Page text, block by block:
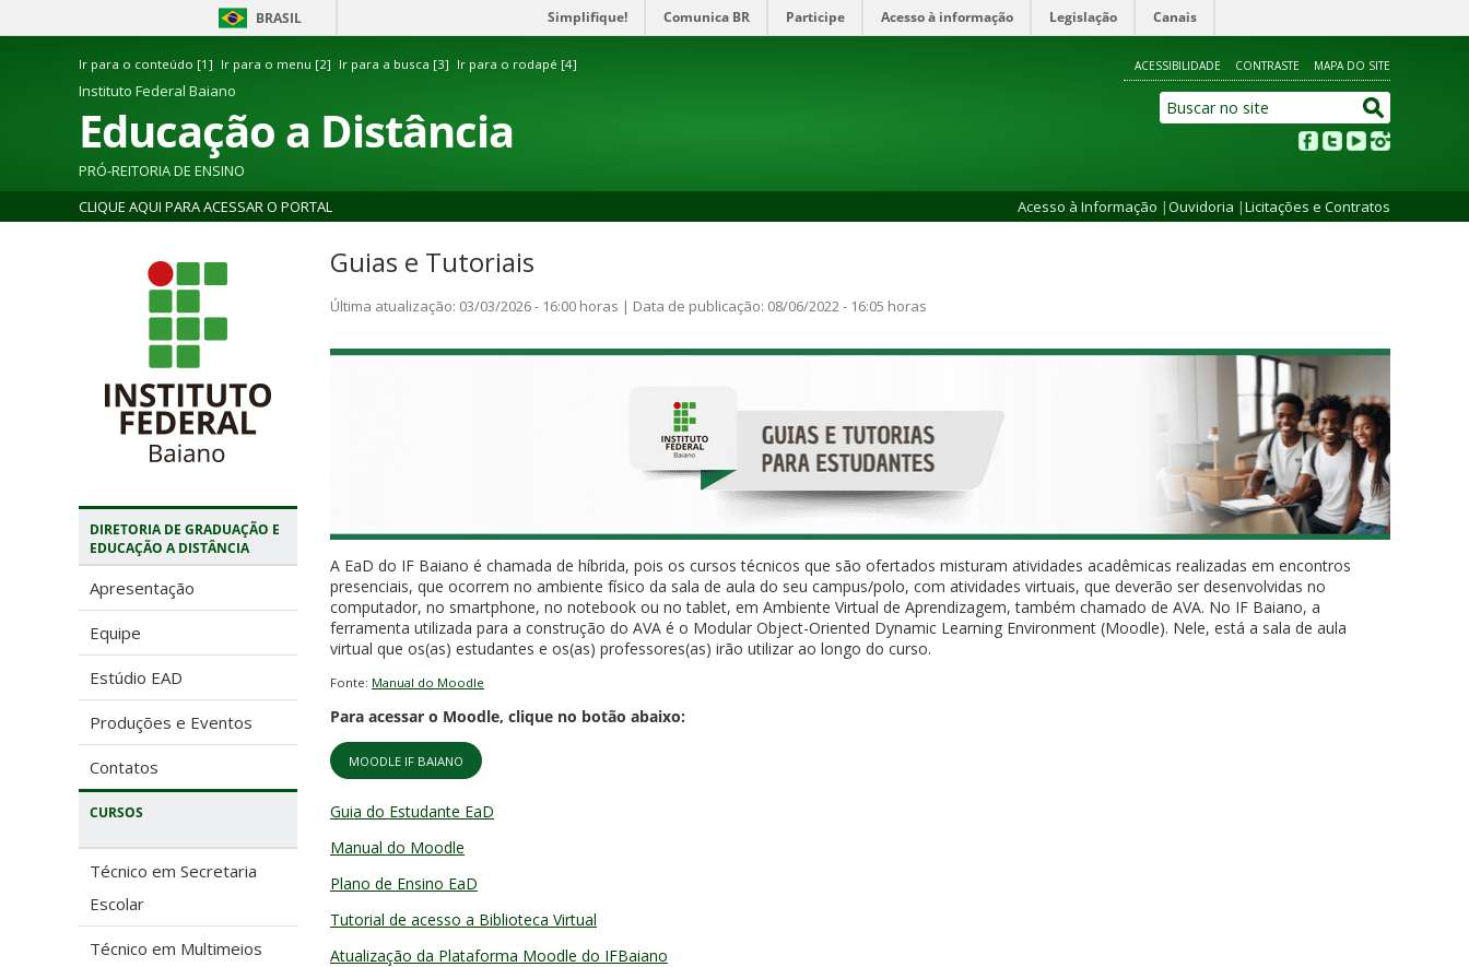
BRASIL Simplifique! Comunica BR Participe Acesso à informação Legislação Canais
Ir para o conteúdo [1] Ir para o menu [2] Ir para a busca [3] Ir para o rodapé [4] ACESSIBILIDADE CONTRASTE MAPA DO SITE
Instituto Federal Baiano
Educação a Distância
PRÓ-REITORIA DE ENSINO
CLIQUE AQUI PARA ACESSAR O PORTAL
Acesso à Informação |Ouvidoria |Licitações e Contratos
DIRETORIA DE GRADUAÇÃO E
EDUCAÇÃO A DISTÂNCIA
Apresentação
Equipe
Estúdio EAD
Produções e Eventos
Contatos
CURSOS
Técnico em Secretaria
Escolar
Técnico em Multimeios
Guias e Tutoriais
Última atualização: 03/03/2026 - 16:00 horas | Data de publicação: 08/06/2022 - 16:05 horas
A EaD do IF Baiano é chamada de híbrida, pois os cursos técnicos que são ofertados misturam atividades acadêmicas realizadas em encontros
presenciais, que ocorrem no ambiente físico da sala de aula do seu campus/polo, com atividades virtuais, que deverão ser desenvolvidas no
computador, no smartphone, no notebook ou no tablet, em Ambiente Virtual de Aprendizagem, também chamado de AVA. No IF Baiano, a
ferramenta utilizada para a construção do AVA é o Modular Object-Oriented Dynamic Learning Environment (Moodle). Nele, está a sala de aula
virtual que os(as) estudantes e os(as) professores(as) irão utilizar ao longo do curso.
Fonte: Manual do Moodle
Para acessar o Moodle, clique no botão abaixo:
MOODLE IF BAIANO
Guia do Estudante EaD
Manual do Moodle
Plano de Ensino EaD
Tutorial de acesso a Biblioteca Virtual
Atualização da Plataforma Moodle do IFBaiano